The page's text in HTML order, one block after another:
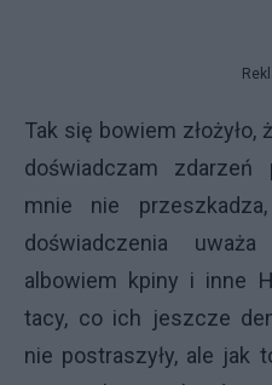
Tak się bowiem
doświadczam zdarzeń
mnie nie
doświadczenia
albowiem kpiny i inne
tacy, co ich jeszcze
nie postraszyły, ale jak